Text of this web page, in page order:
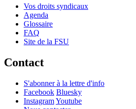
Vos droits syndicaux
Agenda
Glossaire
FAQ
Site de la FSU
Contact
S'abonner à la lettre d'info
Facebook Bluesky
InstagramYoutube